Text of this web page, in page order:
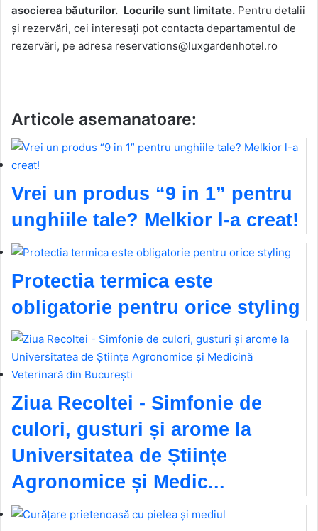
asocierea băuturilor. Locurile sunt limitate. Pentru detalii
și rezervări, cei interesați pot contacta departamentul de
rezervări, pe adresa reservations@luxgardenhotel.ro
Articole asemanatoare:
Vrei un produs “9 in 1” pentru
unghiile tale? Melkior l-a creat!
Protectia termica este
obligatorie pentru orice styling
Ziua Recoltei - Simfonie de
culori, gusturi și arome la
Universitatea de Științe
Agronomice și Medic...